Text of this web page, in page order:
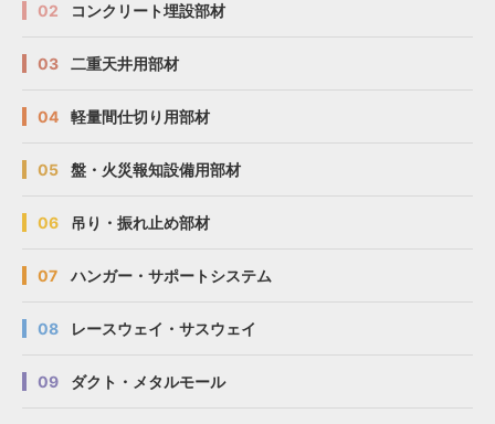
02 コンクリート埋設部材
03 二重天井用部材
04 軽量間仕切り用部材
05 盤・火災報知設備用部材
06 吊り・振れ止め部材
07 ハンガー・サポートシステム
08 レースウェイ・サスウェイ
09 ダクト・メタルモール